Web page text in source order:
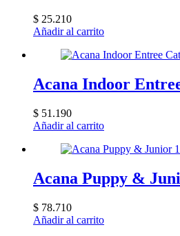
$ 25.210
Añadir al carrito
Acana Indoor
$ 51.190
Añadir al carrito
Acana Puppy &
$ 78.710
Añadir al carrito